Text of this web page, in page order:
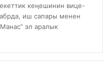
кеңешинин вице-
иш сапары менен
эл аралык